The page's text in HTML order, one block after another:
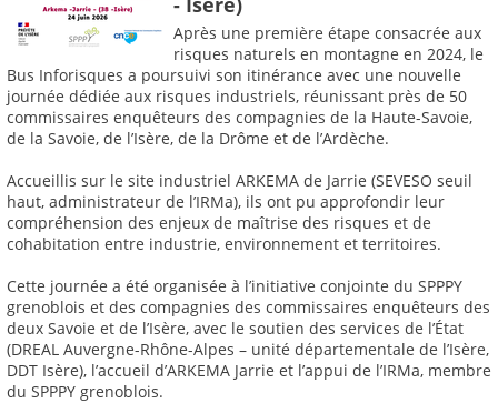
Après une première étape consacrée aux
risques naturels en montagne en 2024, le
Bus Inforisques a poursuivi son itinérance avec une nouvelle
journée dédiée aux risques industriels, réunissant près de 50
commissaires enquêteurs des compagnies de la Haute-Savoie,
de la Savoie, de l’Isère, de la Drôme et de l’Ardèche.
Accueillis sur le site industriel ARKEMA de Jarrie (SEVESO seuil
haut, administrateur de l’IRMa), ils ont pu approfondir leur
compréhension des enjeux de maîtrise des risques et de
cohabitation entre industrie, environnement et territoires.
Cette journée a été organisée à l’initiative conjointe du SPPPY
grenoblois et des compagnies des commissaires enquêteurs des
deux Savoie et de l’Isère, avec le soutien des services de l’État
(DREAL Auvergne-Rhône-Alpes – unité départementale de l’Isère,
DDT Isère), l’accueil d’ARKEMA Jarrie et l’appui de l’IRMa, membre
du SPPPY grenoblois.